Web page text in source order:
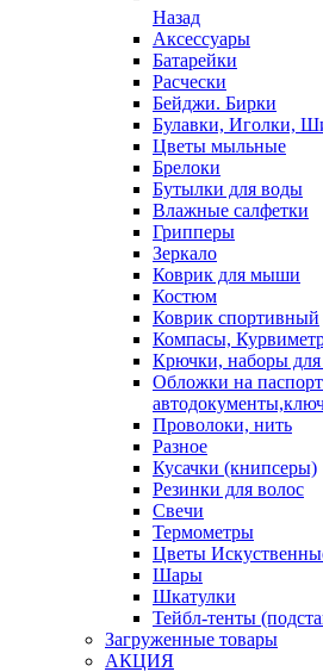
Назад
Аксессуары
Батарейки
Расчески
Бейджи. Бирки
Булавки, Иголки,
Цветы мыльные
Брелоки
Бутылки для воды
Влажные салфетки
Грипперы
Зеркало
Коврик для мыши
Костюм
Коврик спортивный
Компасы,
Крючки, наборы для
Обложки на
Проволоки, нить
Разное
Кусачки (книпсеры)
Резинки для волос
Свечи
Термометры
Цветы
Шары
Шкатулки
Тейбл-тенты
Загруженные товары
АКЦИЯ